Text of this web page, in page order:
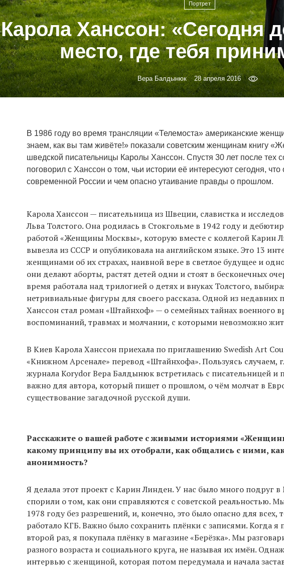
Портрет
Карола Ханссон: «Сегодня
место, где тебя
Вера Балдынюк 28 апреля 2016
В 1986 году во время трансляции «Телемоста» американские
знаем, как вы там живёте!» показали советским женщинам книгу
шведской писательницы Каролы Ханссон. Спустя 30 лет после тех
поговорил с Ханссон о том, чьи истории её интересуют сегодня, что
современной России и чем опасно утаивание правды о прошлом.
Карола Ханссон — писательница из Швеции, славистка и
Льва Толстого. Она родилась в Стокгольме в 1942 году и
работой «Женщины Москвы», которую вместе с коллегой Карин
вывезла из СССР и опубликовала на английском языке. Это 13
женщинами об их страхах, наивной вере в светлое будущее и
они делают аборты, растят детей одни и стоят в бесконечных
время работала над трилогией о детях и внуках Толстого,
нетривиальные фигуры для своего рассказа. Одной из недавних
Ханссон стал роман «Штайнхоф» — о семейных тайнах военного
воспоминаний, травмах и молчании, с которыми невозможно
В Киев Карола Ханссон приехала по приглашению Swedish Art
«Книжном Арсенале» перевод «Штайнхофа». Пользуясь случаем,
журнала Korydor Вера Балдынюк встретилась с писательницей и
важно для автора, который пишет о прошлом, о чём молчат в
существование загадочной русской души.
Расскажите о вашей работе с живыми историями
какому принципу вы их отобрали, как общались с ними,
анонимность?
Я делала этот проект с Карин Линден. У нас было много подруг
спорили о том, как они справляются с советской реальностью.
1978 году без разрешений, и, конечно, это было опасно для всех,
работало КГБ. Важно было сохранить плёнки с записями. Когда я
второй раз, я покупала плёнку в магазине «Берёзка». Мы
разного возраста и социального круга, не называя их имён.
интервью с женщиной, которая потом передумала и начала